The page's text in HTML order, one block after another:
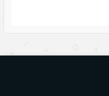
محصولات سبز تا کالاهای